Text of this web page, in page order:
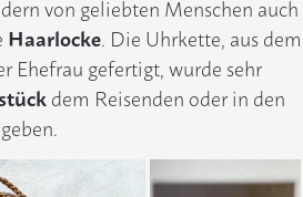
von geliebten Menschen auch
Haarlocke. Die Uhrkette, aus dem
Ehefrau gefertigt, wurde sehr
dem Reisenden oder in den